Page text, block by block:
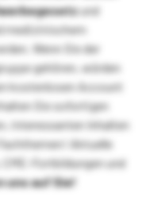
und
medizinischem
Wenn Sie der
gehören, würden
kostenlosen Account
Sie sofortigen
interessanten Inhalten
Aktuelle
Fortbildungen und
uns auf Sie!